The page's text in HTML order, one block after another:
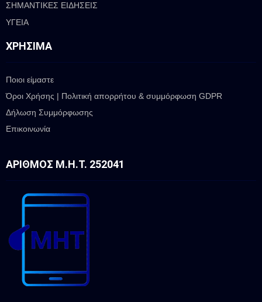
ΣΗΜΑΝΤΙΚΕΣ ΕΙΔΗΣΕΙΣ
ΥΓΕΙΑ
ΧΡΉΣΙΜΑ
Ποιοι είμαστε
Όροι Χρήσης | Πολιτική απορρήτου & συμμόρφωση GDPR
Δήλωση Συμμόρφωσης
Επικοινωνία
ΑΡΙΘΜΌΣ Μ.Η.Τ. 252041